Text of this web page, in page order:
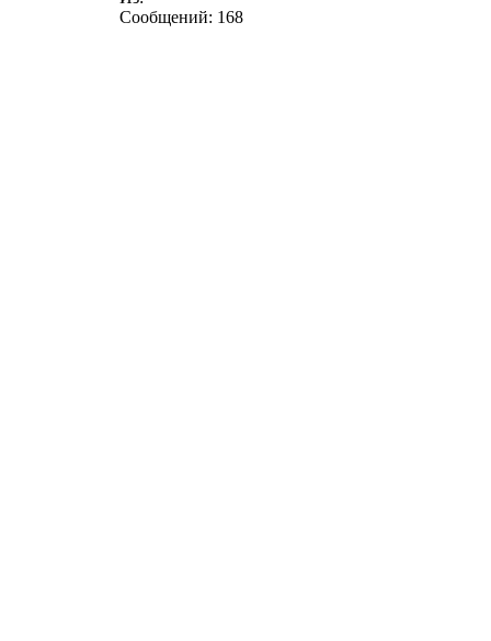
Сообщений: 168